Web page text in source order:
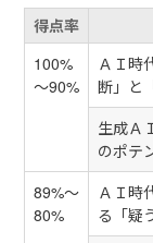
得点率
100%
～90%
ＡＩ時
断」と
生成Ａ
のポテ
89%～
80%
ＡＩ時
る「疑